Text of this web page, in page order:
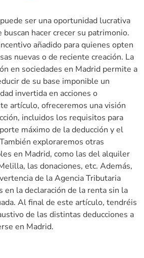
ser una oportunidad lucrativa
buscan hacer crecer su patrimonio.
añadido para quienes opten
nuevas o de reciente creación. La
en sociedades en Madrid permite a
de su base imponible un
invertida en acciones o
artículo, ofreceremos una visión
incluidos los requisitos para
máximo de la deducción y el
exploraremos otras
en Madrid, como las del alquiler
las donaciones, etc. Además,
de la Agencia Tributaria
en la declaración de la renta sin la
Al final de este artículo, tendréis
de las distintas deducciones a
en Madrid.